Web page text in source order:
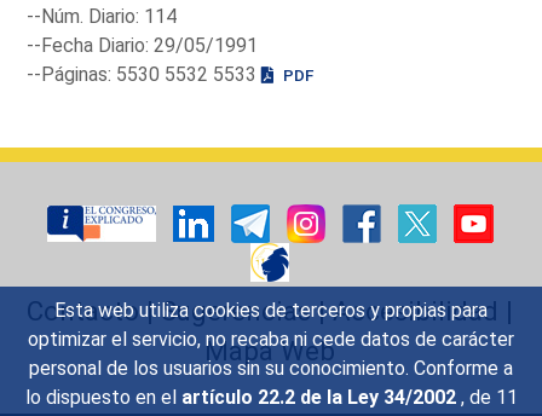
Esta web utiliza cookies de terceros y propias para
optimizar el servicio, no recaba ni cede datos de carácter
personal de los usuarios sin su conocimiento. Conforme a
lo dispuesto en el artículo 22.2 de la Ley 34/2002 , de 11
--Núm. Diario: 114
--Fecha Diario: 29/05/1991
--Páginas: 5530 5532 5533
PDF
Contacto|Sugerencias|Accesibilidad |
Mapa Web